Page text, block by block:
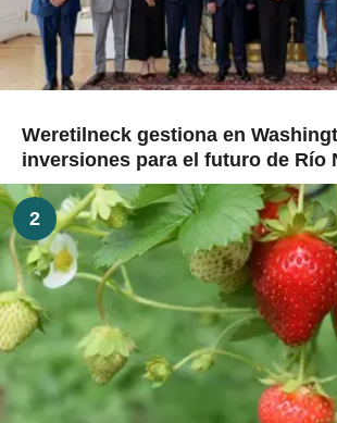
Weretilneck gestiona en
inversiones para el futuro de Río
2